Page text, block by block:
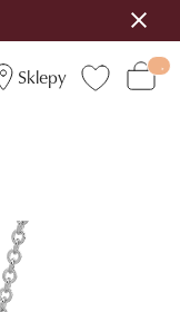
Sklepy